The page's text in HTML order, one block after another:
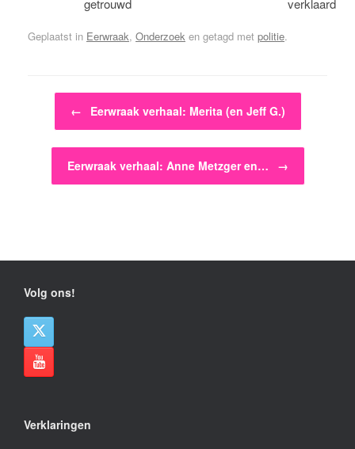
Geplaatst in Eerwraak, Onderzoek en getagd met politie.
Bericht navigatie
← Eerwraak verhaal: Merita (en Jeff G.)
Eerwraak verhaal: Anne Metzger en… →
Volg ons!
Verklaringen